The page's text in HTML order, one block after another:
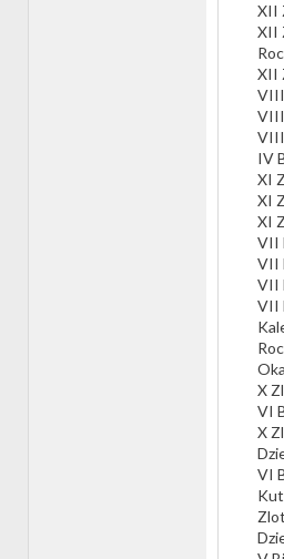
XII
XII
XII
VIII
VIII
IV
XI
XI
XI
VII
VII
VII
VII
X
VI
X
VI